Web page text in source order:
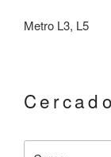
Metro L3, L5